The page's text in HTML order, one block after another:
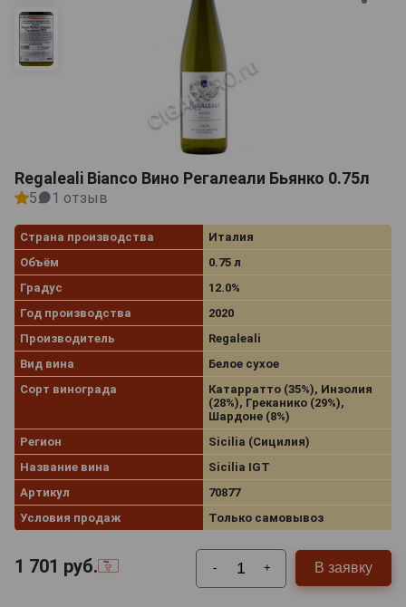
Regaleali Bianco Вино Регалеали Бьянко 0.75л
5 1 отзыв
Страна производства
Италия
Объём
0.75 л
Градус
12.0%
Год производства
2020
Производитель
Regaleali
Вид вина
Белое сухое
Сорт винограда
Катарратто (35%), Инзолия
(28%), Греканико (29%),
Шардоне (8%)
Регион
Sicilia (Сицилия)
Название вина
Sicilia IGT
Артикул
70877
Условия продаж
Только самовывоз
1 701 руб. - + В заявку